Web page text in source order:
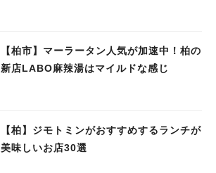
【柏市】マーラータン人気が加速中！柏の
新店LABO麻辣湯はマイルドな感じ
【柏】ジモトミンがおすすめするランチが
美味しいお店30選